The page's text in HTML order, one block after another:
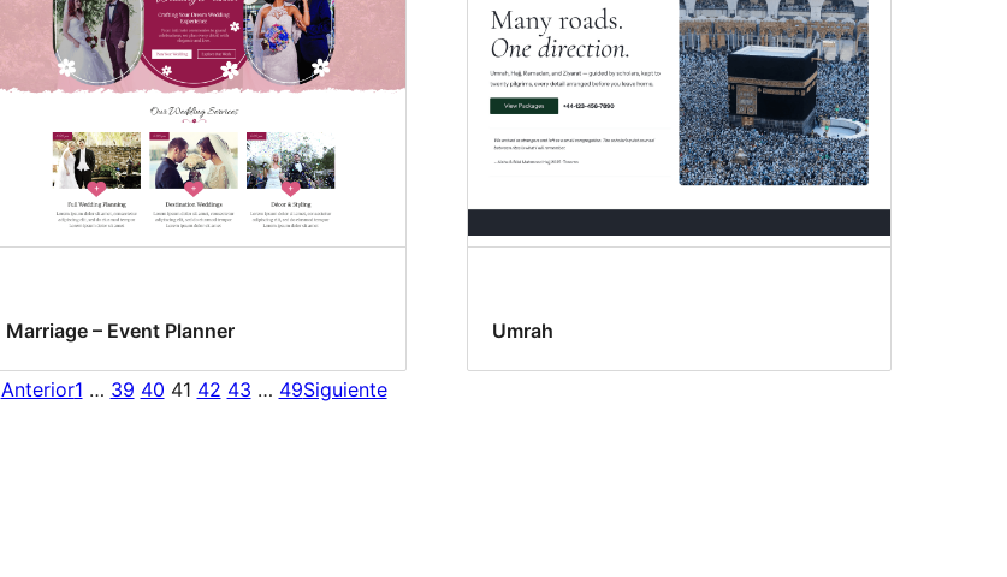
Marriage – Event Planner Umrah
Anterior1 … 39 40 41 42 43 … 49Siguiente